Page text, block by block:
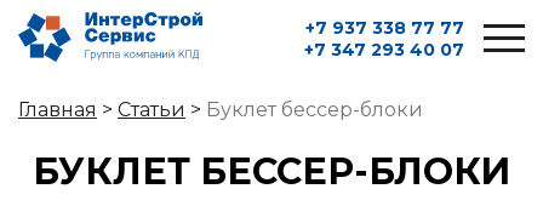
+7 937 338 77 77
+7 347 293 40 07
Главная > Статьи > Буклет бессер-блоки
БУКЛЕТ БЕССЕР-БЛОКИ